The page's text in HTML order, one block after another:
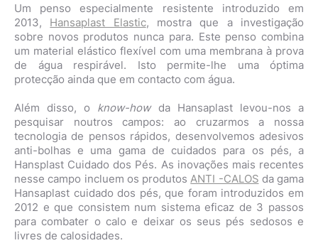
Um penso especialmente resistente introduzido em
2013, Hansaplast Elastic, mostra que a investigação
sobre novos produtos nunca para. Este penso combina
um material elástico flexível com uma membrana à prova
de água respirável. Isto permite-lhe uma óptima
protecção ainda que em contacto com água.
Além disso, o know-howda Hansaplast levou-nos a
pesquisar noutros campos: ao cruzarmos a nossa
tecnologia de pensos rápidos, desenvolvemos adesivos
anti-bolhas e uma gama de cuidados para os pés, a
Hansplast Cuidado dos Pés. As inovações mais recentes
nesse campo incluem os produtosANTI -CALOS da gama
Hansaplast cuidado dos pés, que foram introduzidos em
2012 e que consistem num sistema eficaz de 3 passos
para combater o calo e deixar os seus pés sedosos e
livres de calosidades.